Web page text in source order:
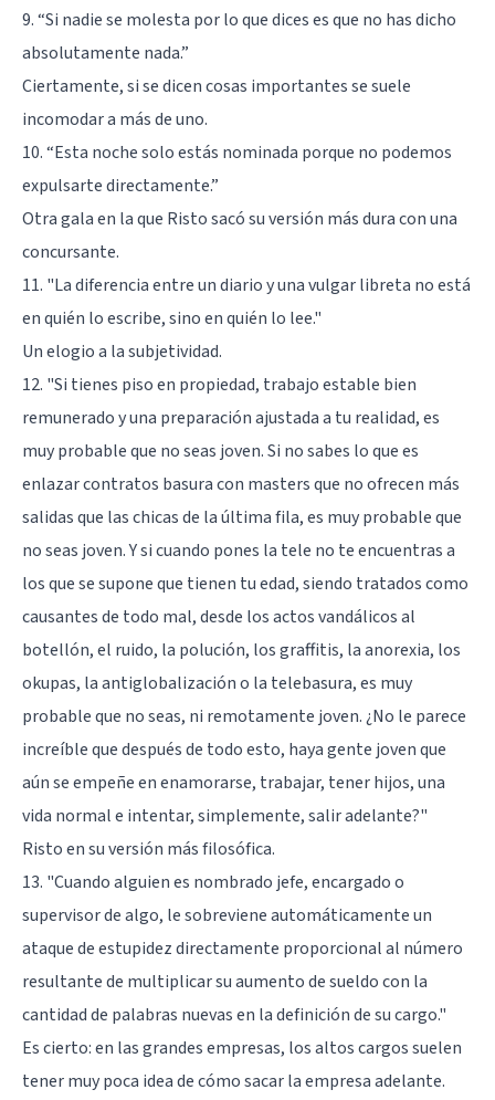
9. “Si nadie se molesta por lo que dices es que no has dicho
absolutamente nada.”
Ciertamente, si se dicen cosas importantes se suele
incomodar a más de uno.
10. “Esta noche solo estás nominada porque no podemos
expulsarte directamente.”
Otra gala en la que Risto sacó su versión más dura con una
concursante.
11. "La diferencia entre un diario y una vulgar libreta no está
en quién lo escribe, sino en quién lo lee."
Un elogio a la subjetividad.
12. "Si tienes piso en propiedad, trabajo estable bien
remunerado y una preparación ajustada a tu realidad, es
muy probable que no seas joven. Si no sabes lo que es
enlazar contratos basura con masters que no ofrecen más
salidas que las chicas de la última fila, es muy probable que
no seas joven. Y si cuando pones la tele no te encuentras a
los que se supone que tienen tu edad, siendo tratados como
causantes de todo mal, desde los actos vandálicos al
botellón, el ruido, la polución, los graffitis, la anorexia, los
okupas, la antiglobalización o la telebasura, es muy
probable que no seas, ni remotamente joven. ¿No le parece
increíble que después de todo esto, haya gente joven que
aún se empeñe en enamorarse, trabajar, tener hijos, una
vida normal e intentar, simplemente, salir adelante?"
Risto en su versión más filosófica.
13. "Cuando alguien es nombrado jefe, encargado o
supervisor de algo, le sobreviene automáticamente un
ataque de estupidez directamente proporcional al número
resultante de multiplicar su aumento de sueldo con la
cantidad de palabras nuevas en la definición de su cargo."
Es cierto: en las grandes empresas, los altos cargos suelen
tener muy poca idea de cómo sacar la empresa adelante.